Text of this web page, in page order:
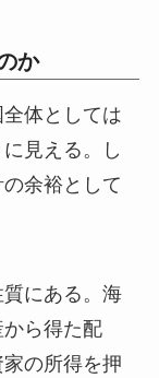
か
体としては
見える。し
余裕として
にある。海
ら得た配
の所得を押